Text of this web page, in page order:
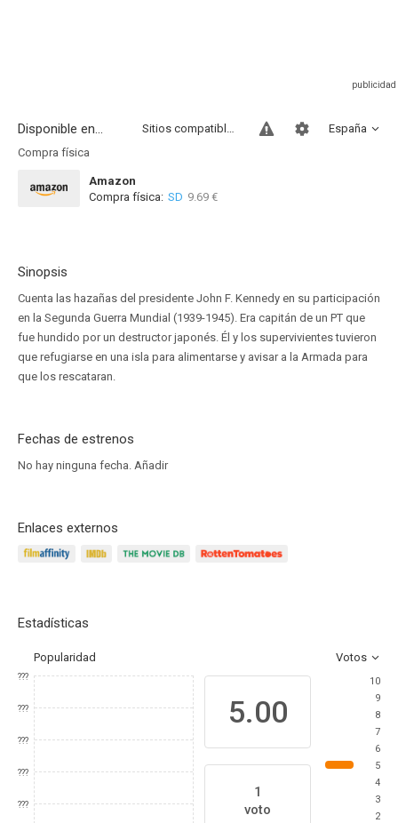
Disponible en... España
Sitios compatibles
Compra física
Amazon
Compra física: SD 9.69 €
Sinopsis
Cuenta las hazañas del presidente John F. Kennedy en su participación
en la Segunda Guerra Mundial (1939-1945). Era capitán de un PT que
fue hundido por un destructor japonés. Él y los supervivientes tuvieron
que refugiarse en una isla para alimentarse y avisar a la Armada para
que los rescataran.
Fechas de estrenos
No hay ninguna fecha. Añadir
Enlaces externos
Estadísticas
Popularidad Votos
???
???
???
???
???
5.00
1
voto
10
9
8
7
6
5
4
3
2